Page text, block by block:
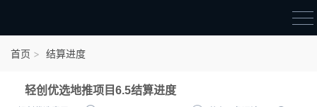
首页 结算进度
轻创优选地推项目6.5结算进度